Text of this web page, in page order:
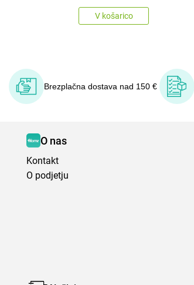
V košarico
Brezplačna dostava nad 150 €
O nas
Kontakt
O podjetju